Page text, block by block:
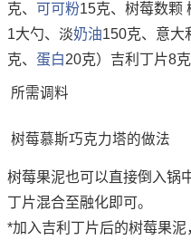
克、 可可粉15克、树莓数颗
1大勺、淡奶油150克、意大
克、 蛋白20克）吉利丁片8克
所需调料
树莓慕斯巧克力塔的做法
树莓果泥也可以直接倒入锅
丁片混合至融化即可。
*加入吉利丁片后的树莓果